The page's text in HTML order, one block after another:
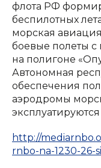
флота РФ
беспилотных
морская
боевые полеты с
на полигоне
Автономная
обеспечения
аэродромы
http://
rnbo-na-1230-26-